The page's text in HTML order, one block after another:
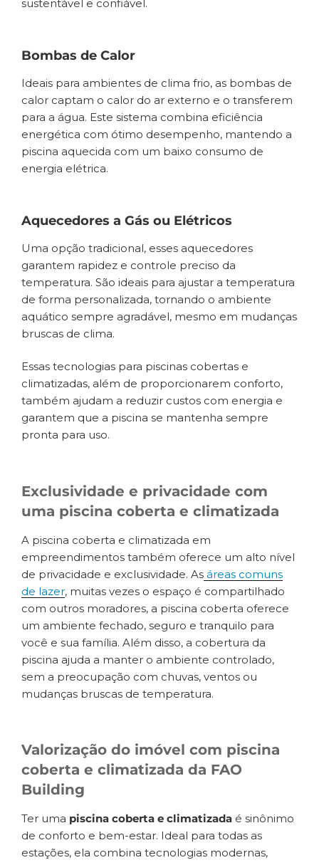
sustentável e confiável.
Bombas de Calor
Ideais para ambientes de clima frio, as bombas de
calor captam o calor do ar externo e o transferem
para a água. Este sistema combina eficiência
energética com ótimo desempenho, mantendo a
piscina aquecida com um baixo consumo de
energia elétrica.
Aquecedores a Gás ou Elétricos
Uma opção tradicional, esses aquecedores
garantem rapidez e controle preciso da
temperatura. São ideais para ajustar a temperatura
de forma personalizada, tornando o ambiente
aquático sempre agradável, mesmo em mudanças
bruscas de clima.
Essas tecnologias para piscinas cobertas e
climatizadas, além de proporcionarem conforto,
também ajudam a reduzir custos com energia e
garantem que a piscina se mantenha sempre
pronta para uso.
Exclusividade e privacidade com
uma piscina coberta e climatizada
A piscina coberta e climatizada em
empreendimentos também oferece um alto nível
de privacidade e exclusividade. As áreas comuns
de lazer, muitas vezes o espaço é compartilhado
com outros moradores, a piscina coberta oferece
um ambiente fechado, seguro e tranquilo para
você e sua família. Além disso, a cobertura da
piscina ajuda a manter o ambiente controlado,
sem a preocupação com chuvas, ventos ou
mudanças bruscas de temperatura.
Valorização do imóvel com piscina
coberta e climatizada da FAO
Building
Ter uma piscina coberta e climatizada é sinônimo
de conforto e bem-estar. Ideal para todas as
estações, ela combina tecnologias modernas,